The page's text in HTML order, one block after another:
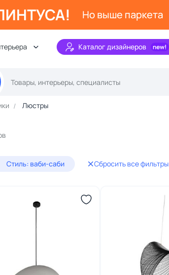
Но выше паркета
Каталог дизайнеров
Люстры
Стиль: ваби-саби Сбросить все фильтры